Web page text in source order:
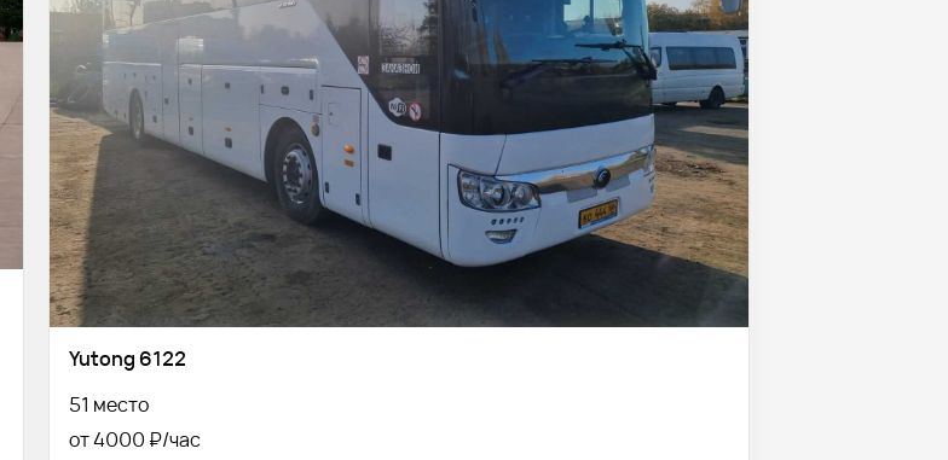
Yutong 6122
51 место
от 4000 ₽